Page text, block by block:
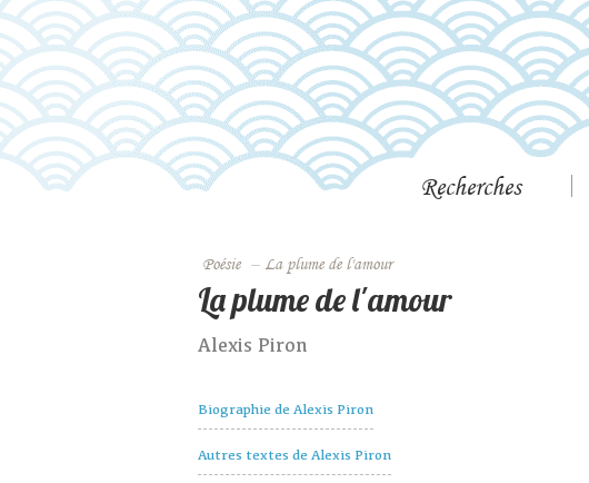
Recherches
Poésie – La plume de l'amour
La plume de l'amour
Alexis Piron
Biographie de Alexis Piron
Autres textes de Alexis Piron